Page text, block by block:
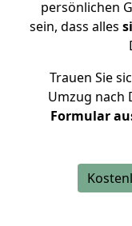
persönlichen
sein, dass alles
Trauen Sie
Umzug nach
Formular